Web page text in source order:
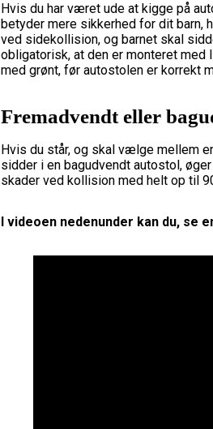
Hvis du har været ude at kigge på
betyder mere sikkerhed for dit barn,
ved sidekollision, og barnet skal
obligatorisk, at den er monteret med
med grønt, før autostolen er korrekt
Fremadvendt eller
Hvis du står, og skal vælge mellem
sidder i en bagudvendt autostol,
skader ved kollision med helt op til
I videoen nedenunder kan du, se